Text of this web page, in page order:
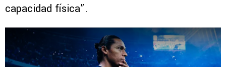
capacidad física”.